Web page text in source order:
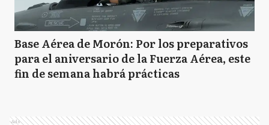
Base Aérea de Morón: Por los preparativos
para el aniversario de la Fuerza Aérea, este
fin de semana habrá prácticas
Ads